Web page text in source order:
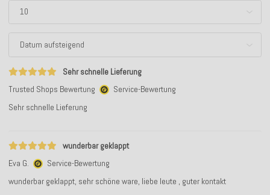
Sehr schnelle Lieferung
Trusted Shops Bewertung
Service-Bewertung
Sehr schnelle Lieferung
wunderbar geklappt
Eva G.
Service-Bewertung
wunderbar geklappt, sehr schöne ware, liebe leute , guter kontakt